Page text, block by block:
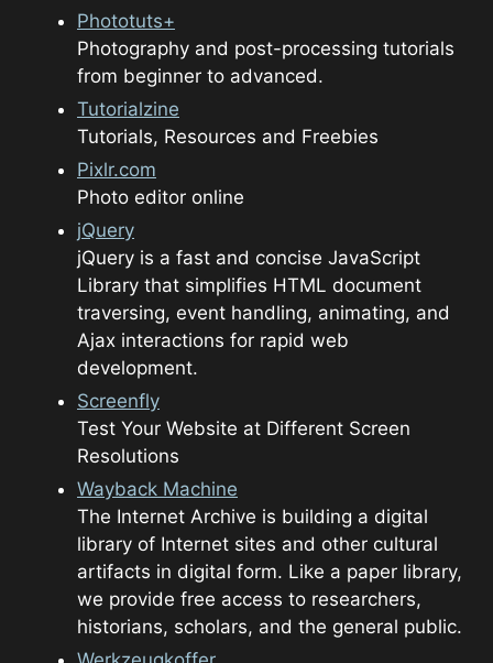
Phototuts+
Photography and post-processing tutorials
from beginner to advanced.
Tutorialzine
Tutorials, Resources and Freebies
Pixlr.com
Photo editor online
jQuery
jQuery is a fast and concise JavaScript
Library that simplifies HTML document
traversing, event handling, animating, and
Ajax interactions for rapid web
development.
Screenfly
Test Your Website at Different Screen
Resolutions
Wayback Machine
The Internet Archive is building a digital
library of Internet sites and other cultural
artifacts in digital form. Like a paper library,
we provide free access to researchers,
historians, scholars, and the general public.